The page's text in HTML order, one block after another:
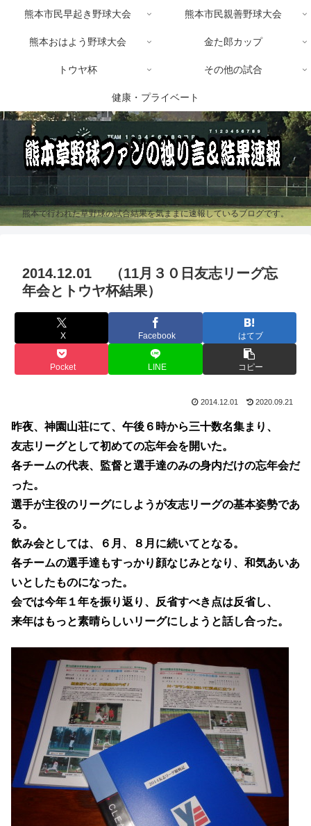
熊本で行われた草野球の試合結果を気ままに速報しているブログです。
熊本市民早起き野球大会 熊本市民親善野球大会
熊本おはよう野球大会 金た郎カップ
トウヤ杯 その他の試合
健康・プライベート
2014.12.01 （11月３０日友志リーグ忘
年会とトウヤ杯結果）
X Facebook はてブ
Pocket LINE コピー
2014.12.01 2020.09.21
昨夜、神園山荘にて、午後６時から三十数名集まり、
友志リーグとして初めての忘年会を開いた。
各チームの代表、監督と選手達のみの身内だけの忘年会だ
った。
選手が主役のリーグにしようが友志リーグの基本姿勢であ
る。
飲み会としては、６月、８月に続いてとなる。
各チームの選手達もすっかり顔なじみとなり、和気あいあ
いとしたものになった。
会では今年１年を振り返り、反省すべき点は反省し、
来年はもっと素晴らしいリーグにしようと話し合った。